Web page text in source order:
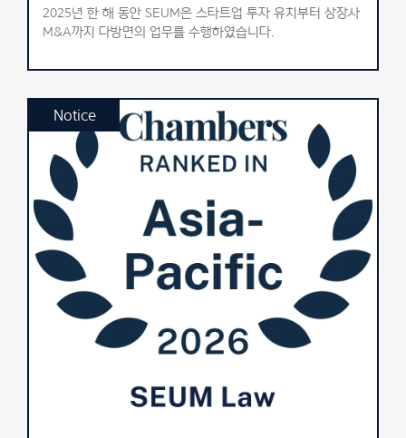
2025년 한 해 동안 SEUM은 스타트업 투자 유치부터 상장사
M&A까지 다방면의 업무를 수행하였습니다.
Notice